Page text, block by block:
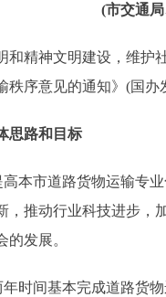
接诉即办
(市交通
神文明建设，维护社
秩序意见的通知》(国
路和目标
市道路货物运输专业
，推动行业科技进步，
发展。
间基本完成道路货物